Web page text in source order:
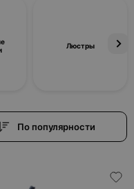
Люстры
По популярности